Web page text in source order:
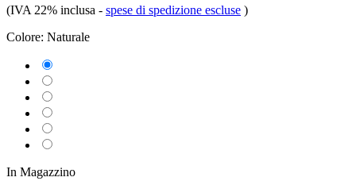
(IVA 22% inclusa - spese di spedizione escluse )
Colore: Naturale
In Magazzino